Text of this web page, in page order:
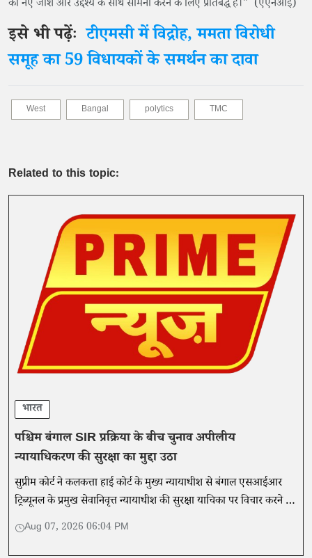
का नए जोश और उद्देश्य के साथ सामना करने के लिए प्रतिबद्ध है।" (एएनआई)
इसे भी पढ़ेंःटीएमसी में विद्रोह, ममता विरोधी
समूह का 59 विधायकों के समर्थन का दावा
West Bangal polytics TMC
Related to this topic:
भारत
पश्चिम बंगाल SIR प्रक्रिया के बीच चुनाव अपीलीय
न्यायाधिकरण की सुरक्षा का मुद्दा उठा
सुप्रीम कोर्ट ने कलकत्ता हाई कोर्ट के मुख्य न्यायाधीश से बंगाल एसआईआर
ट्रिब्यूनल के प्रमुख सेवानिवृत्त न्यायाधीश की सुरक्षा याचिका पर विचार करने को
कहा।Aug 07, 2026 06:04 PM